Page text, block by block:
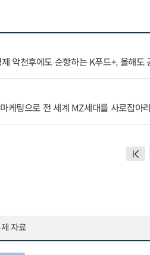
악천후에도 순항하는 K푸드+, 올해도
마케팅으로 전 세계 MZ세대를 사로잡아
자료